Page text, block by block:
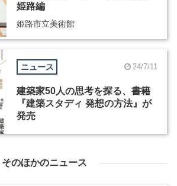
姫路編
姫路市立美術館
ニュース 24/7/11
建築家50人の思考を探る、書籍
『建築スタディ 発想の方法』が
発売
そのほかのニュース